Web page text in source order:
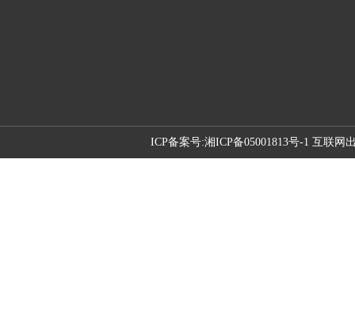
ICP备案号:湘ICP备05001813号-1 互联网